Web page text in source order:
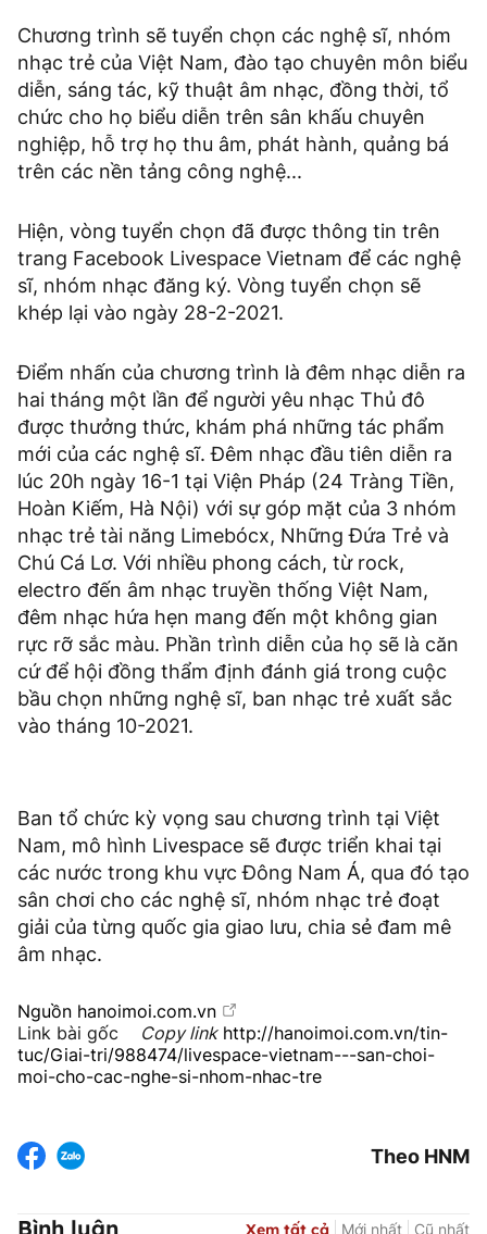
Chương trình sẽ tuyển chọn các nghệ sĩ, nhóm
nhạc trẻ của Việt Nam, đào tạo chuyên môn biểu
diễn, sáng tác, kỹ thuật âm nhạc, đồng thời, tổ
chức cho họ biểu diễn trên sân khấu chuyên
nghiệp, hỗ trợ họ thu âm, phát hành, quảng bá
trên các nền tảng công nghệ...
Hiện, vòng tuyển chọn đã được thông tin trên
trang Facebook Livespace Vietnam để các nghệ
sĩ, nhóm nhạc đăng ký. Vòng tuyển chọn sẽ
khép lại vào ngày 28-2-2021.
Điểm nhấn của chương trình là đêm nhạc diễn ra
hai tháng một lần để người yêu nhạc Thủ đô
được thưởng thức, khám phá những tác phẩm
mới của các nghệ sĩ. Đêm nhạc đầu tiên diễn ra
lúc 20h ngày 16-1 tại Viện Pháp (24 Tràng Tiền,
Hoàn Kiếm, Hà Nội) với sự góp mặt của 3 nhóm
nhạc trẻ tài năng Limebócx, Những Đứa Trẻ và
Chú Cá Lơ. Với nhiều phong cách, từ rock,
electro đến âm nhạc truyền thống Việt Nam,
đêm nhạc hứa hẹn mang đến một không gian
rực rỡ sắc màu. Phần trình diễn của họ sẽ là căn
cứ để hội đồng thẩm định đánh giá trong cuộc
bầu chọn những nghệ sĩ, ban nhạc trẻ xuất sắc
vào tháng 10-2021.
Ban tổ chức kỳ vọng sau chương trình tại Việt
Nam, mô hình Livespace sẽ được triển khai tại
các nước trong khu vực Đông Nam Á, qua đó tạo
sân chơi cho các nghệ sĩ, nhóm nhạc trẻ đoạt
giải của từng quốc gia giao lưu, chia sẻ đam mê
âm nhạc.
Nguồn hanoimoi.com.vn
Link bài gốc
Copy link http://hanoimoi.com.vn/tin-
tuc/Giai-tri/988474/livespace-vietnam---san-choi-
moi-cho-cac-nghe-si-nhom-nhac-tre
Theo HNM
Bình luận Xem tất cả Mới nhất Cũ nhất